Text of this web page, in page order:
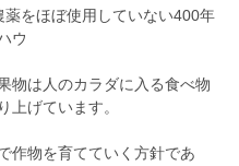
をほぼ使用していない400年
ウ
物は人のカラダに入る食べ物
上げています。
作物を育てていく方針であ